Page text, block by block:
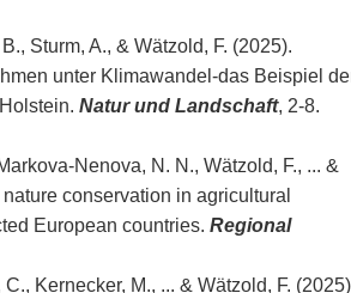
Sturm, A., & Wätzold, F. (2025).
unter Klimawandel-das Beispiel
Natur und Landschaft, 2-8.
Nenova, N. N., Wätzold, F., ... &
conservation in agricultural
European countries. Regional
Kernecker, M., ... & Wätzold, F.